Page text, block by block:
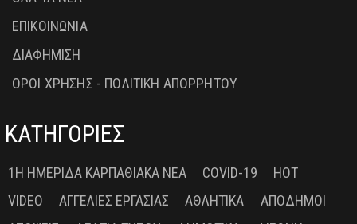
ΕΠΙΚΟΙΝΩΝΙΑ
ΔΙΑΦΗΜΙΣΗ
ΟΡΟΙ ΧΡΗΣΗΣ - ΠΟΛΙΤΙΚΗ ΑΠΟΡΡΗΤΟΥ
ΚΑΤΗΓΟΡΙΕΣ
1Η ΗΜΕΡΊΔΑ ΚΑΡΠΑΘΙΑΚΆ ΝΈΑ COVID-19
HOT
VIDEO
ΑΓΓΕΛΊΕΣ ΕΡΓΑΣΊΑΣ ΑΘΛΗΤΙΚΆ
ΑΠΌΔΗΜΟΙ